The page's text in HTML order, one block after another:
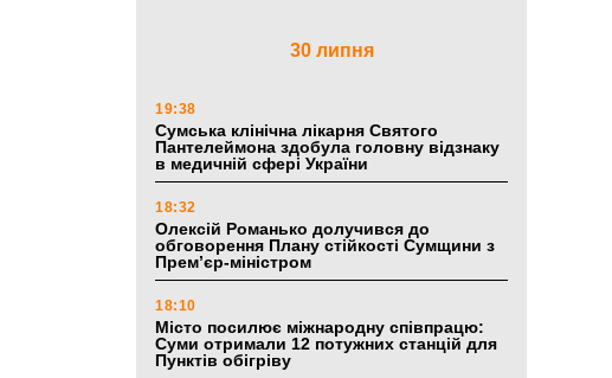
30 липня
19:38
Сумська клінічна лікарня Святого
Пантелеймона здобула головну відзнаку
в медичній сфері України
18:32
Олексій Романько долучився до
обговорення Плану стійкості Сумщини з
Прем’єр-міністром
18:10
Місто посилює міжнародну співпрацю:
Суми отримали 12 потужних станцій для
Пунктів обігріву